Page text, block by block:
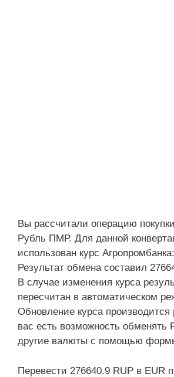
Вы рассчитали операцию
Рубль ПМР. Для данной
использован курс
Результат обмена составил
В случае изменения курса
пересчитан в автоматическом
Обновление курса производится
вас есть возможность
другие валюты с помощью
Перевести 276640.9 RUP в EUR